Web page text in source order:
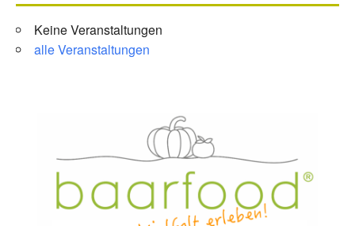
Keine Veranstaltungen
alle Veranstaltungen